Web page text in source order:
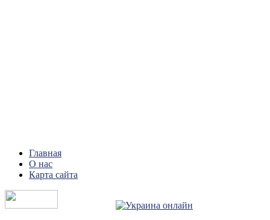
Главная
О нас
Карта сайта